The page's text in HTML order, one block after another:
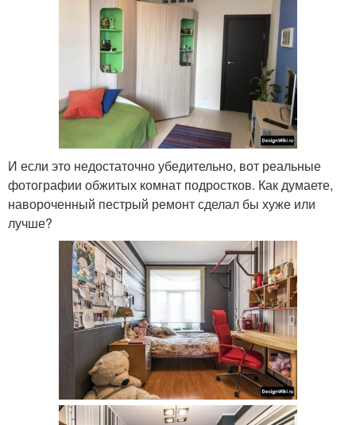
И если это недостаточно убедительно, вот реальные
фотографии обжитых комнат подростков. Как думаете,
навороченный пестрый ремонт сделал бы хуже или
лучше?